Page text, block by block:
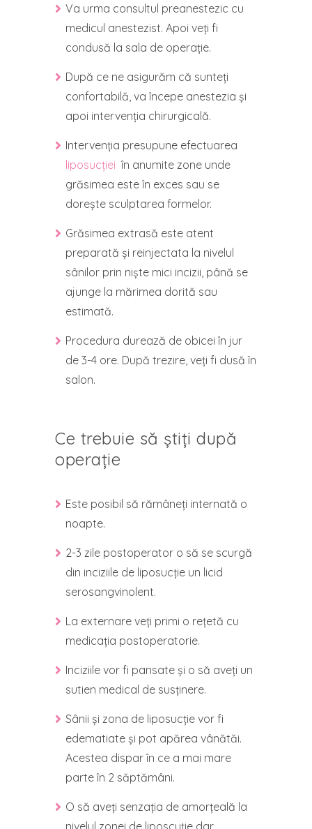
Va urma consultul preanestezic cu
medicul anestezist. Apoi veți fi
condusă la sala de operație.
După ce ne asigurăm că sunteți
confortabilă, va începe anestezia și
apoi intervenția chirurgicală.
Intervenția presupune efectuarea
liposucției în anumite zone unde
grăsimea este în exces sau se
dorește sculptarea formelor.
Grăsimea extrasă este atent
preparată și reinjectata la nivelul
sânilor prin niște mici incizii, până se
ajunge la mărimea dorită sau
estimată.
Procedura durează de obicei în jur
de 3-4 ore. După trezire, veți fi dusă în
salon.
Ce trebuie să știți după
operație
Este posibil să rămâneți internată o
noapte.
2-3 zile postoperator o să se scurgă
din inciziile de liposucție un licid
serosangvinolent.
La externare veți primi o rețetă cu
medicația postoperatorie.
Inciziile vor fi pansate și o să aveți un
sutien medical de susținere.
Sânii și zona de liposucție vor fi
edematiate și pot apărea vânătăi.
Acestea dispar în ce a mai mare
parte în 2 săptămâni.
O să aveți senzația de amorțeală la
nivelul zonei de liposcuție dar